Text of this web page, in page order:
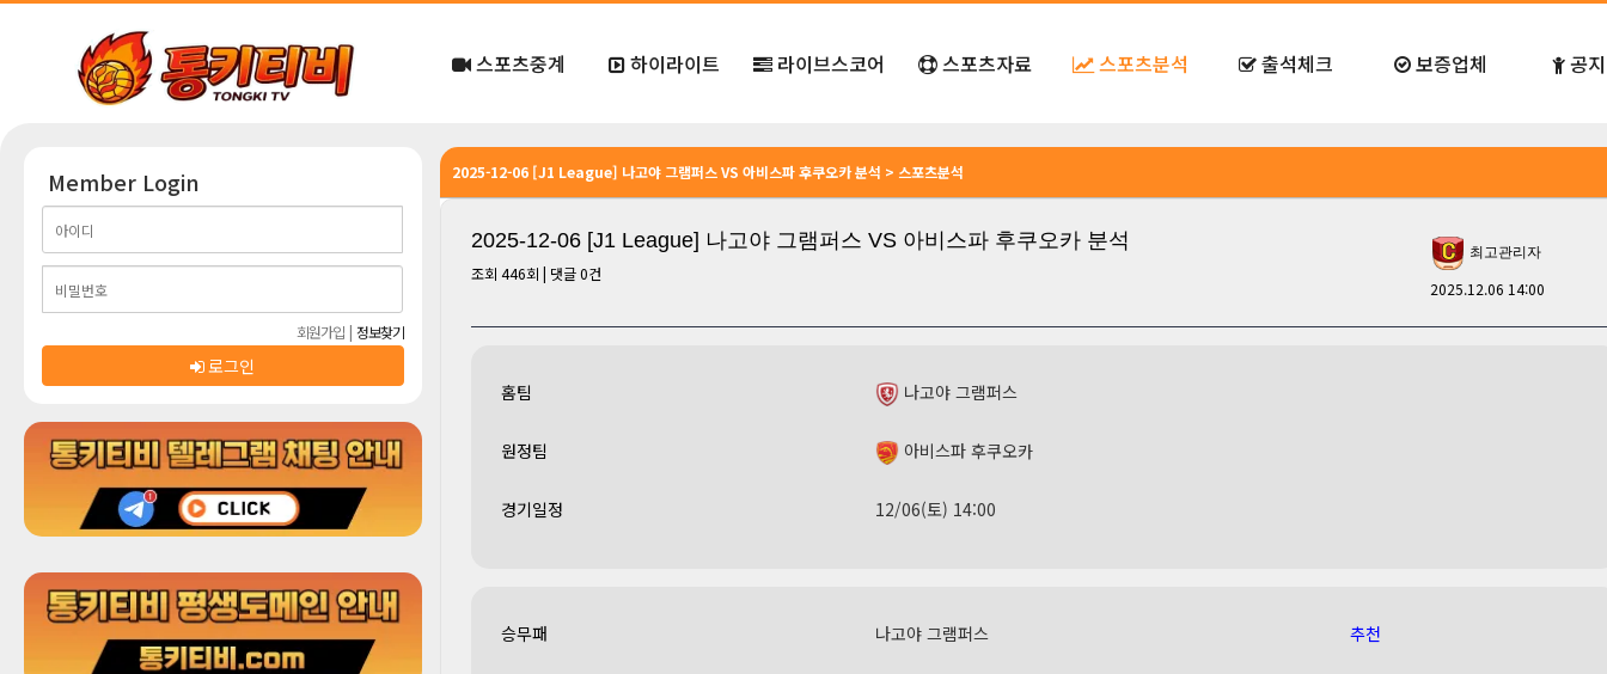
스포츠중계 하이라이트 라이브스코어 스포츠자료 스포츠분석 출석체크 보증업체 공
2025-12-06 [J1 League] 나고야 그램퍼스 VS 아비스파 후쿠오카 분석 > 스포츠분석
2025-12-06 [J1 League] 나고야 그램퍼스 VS 아비스파 후쿠오카 분석
조회 446회 | 댓글0건
최고관리자
2025.12.06 14:00
홈팀 나고야 그램퍼스
원정팀 아비스파 후쿠오카
경기일정 12/06(토) 14:00
승무패 나고야 그램퍼스 추천
Member Login
회원가입 | 정보찾기
로그인